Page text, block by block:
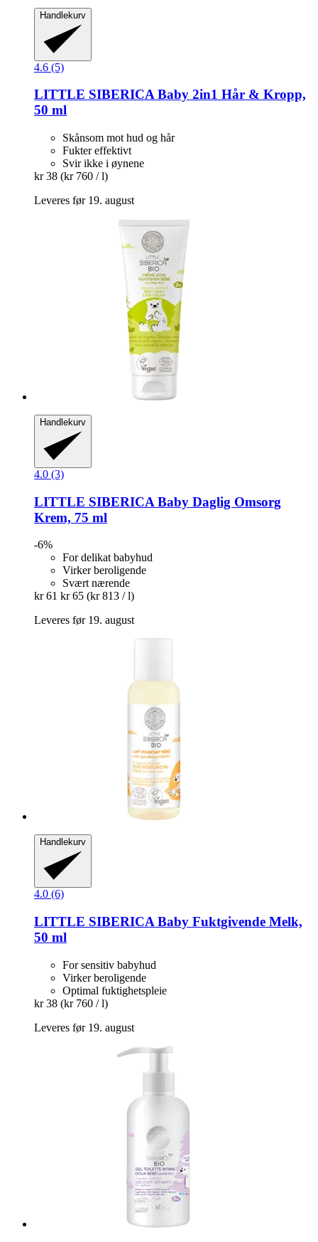
Handlekurv
4.6 (5)
LITTLE SIBERICABaby 2in1 Hår & Kropp,
50 ml
Skånsom mot hud og hår
Fukter effektivt
Svir ikke i øynene
kr 38 (kr 760 / l)
Leveres før 19. august
Handlekurv
4.0 (3)
LITTLE SIBERICA Baby Daglig Omsorg
Krem, 75 ml
-6%
For delikat babyhud
Virker beroligende
Svært nærende
kr 61 kr 65 (kr 813 / l)
Leveres før 19. august
Handlekurv
4.0 (6)
LITTLE SIBERICA Baby Fuktgivende Melk,
50 ml
For sensitiv babyhud
Virker beroligende
Optimal fuktighetspleie
kr 38 (kr 760 / l)
Leveres før 19. august